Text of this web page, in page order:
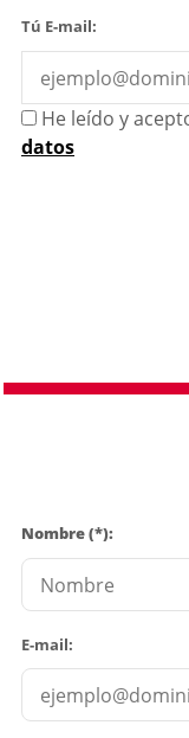
Nombre (*):
E-mail:
Tú E-mail:
He leído y
datos